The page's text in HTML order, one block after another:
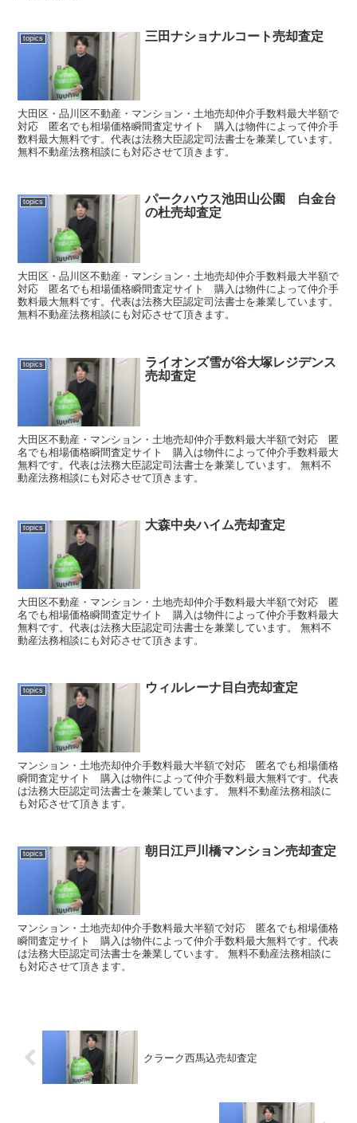
topics 三田ナショナルコート売却査定
大田区・品川区不動産・マンション・土地売却仲介手数料最大半額で
対応 匿名でも相場価格瞬間査定サイト 購入は物件によって仲介手
数料最大無料です。代表は法務大臣認定司法書士を兼業しています。
無料不動産法務相談にも対応させて頂きます。
topics
パークハウス池田山公園 白金台
の杜売却査定
大田区・品川区不動産・マンション・土地売却仲介手数料最大半額で
対応 匿名でも相場価格瞬間査定サイト 購入は物件によって仲介手
数料最大無料です。代表は法務大臣認定司法書士を兼業しています。
無料不動産法務相談にも対応させて頂きます。
topics
ライオンズ雪が谷大塚レジデンス
売却査定
大田区不動産・マンション・土地売却仲介手数料最大半額で対応 匿
名でも相場価格瞬間査定サイト 購入は物件によって仲介手数料最大
無料です。代表は法務大臣認定司法書士を兼業しています。 無料不
動産法務相談にも対応させて頂きます。
topics 大森中央ハイム売却査定
大田区不動産・マンション・土地売却仲介手数料最大半額で対応 匿
名でも相場価格瞬間査定サイト 購入は物件によって仲介手数料最大
無料です。代表は法務大臣認定司法書士を兼業しています。 無料不
動産法務相談にも対応させて頂きます。
topics ウィルレーナ目白売却査定
マンション・土地売却仲介手数料最大半額で対応 匿名でも相場価格
瞬間査定サイト 購入は物件によって仲介手数料最大無料です。代表
は法務大臣認定司法書士を兼業しています。 無料不動産法務相談に
も対応させて頂きます。
topics 朝日江戸川橋マンション売却査定
マンション・土地売却仲介手数料最大半額で対応 匿名でも相場価格
瞬間査定サイト 購入は物件によって仲介手数料最大無料です。代表
は法務大臣認定司法書士を兼業しています。 無料不動産法務相談に
も対応させて頂きます。
クラーク西馬込売却査定